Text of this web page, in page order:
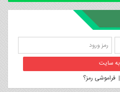
|فراموشی رمز؟